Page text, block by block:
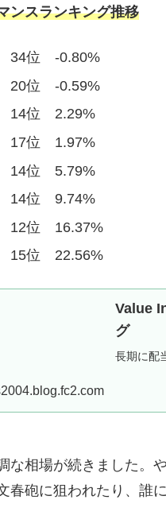
ンスランキング推移
34位 -0.80%
20位 -0.59%
14位 2.29%
17位 1.97%
14位 5.79%
14位 9.74%
12位 16.37%
15位 22.56%
Value
グ
長期に配
な相場が続きました。
春砲に狙われたり、誰